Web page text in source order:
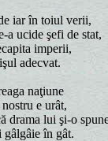
iar în toiul verii,
a ucide şefi de stat,
imperii,
adecvat.
naţiune
e urât,
drama lui şi-o
gâlgâie în gât.